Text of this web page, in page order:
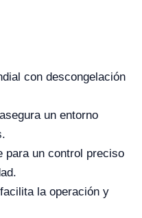
con descongelación
un entorno
para un control preciso
la operación y